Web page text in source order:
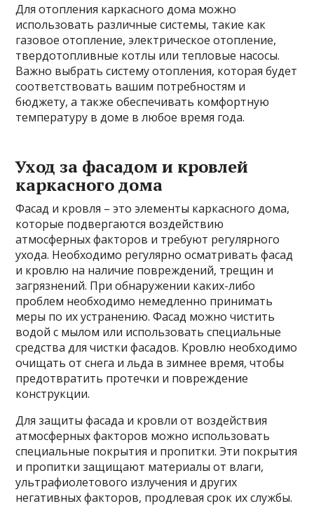
Для отопления каркасного дома можно
использовать различные системы, такие как
газовое отопление, электрическое отопление,
твердотопливные котлы или тепловые насосы.
Важно выбрать систему отопления, которая будет
соответствовать вашим потребностям и
бюджету, а также обеспечивать комфортную
температуру в доме в любое время года.
Уход за фасадом и кровлей
каркасного дома
Фасад и кровля – это элементы каркасного дома,
которые подвергаются воздействию
атмосферных факторов и требуют регулярного
ухода. Необходимо регулярно осматривать фасад
и кровлю на наличие повреждений, трещин и
загрязнений. При обнаружении каких-либо
проблем необходимо немедленно принимать
меры по их устранению. Фасад можно чистить
водой с мылом или использовать специальные
средства для чистки фасадов. Кровлю необходимо
очищать от снега и льда в зимнее время, чтобы
предотвратить протечки и повреждение
конструкции.
Для защиты фасада и кровли от воздействия
атмосферных факторов можно использовать
специальные покрытия и пропитки. Эти покрытия
и пропитки защищают материалы от влаги,
ультрафиолетового излучения и других
негативных факторов, продлевая срок их службы.